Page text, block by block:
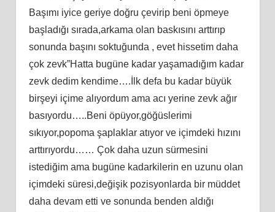
Başımı iyice geriye doğru çevirip beni öpmeye
başladığı sırada,arkama olan baskısını arttırıp
sonunda başını soktuğunda , evet hissetim daha
çok zevk”Hatta bugüne kadar yaşamadığım kadar
zevk dedim kendime….İlk defa bu kadar büyük
birşeyi içime alıyordum ama acı yerine zevk ağır
basıyordu…..Beni öpüyor,göğüslerimi
sıkıyor,popoma şaplaklar atıyor ve içimdeki hızını
arttırıyordu…… Çok daha uzun sürmesini
istediğim ama bugüne kadarkilerin en uzunu olan
içimdeki süresi,değişik pozisyonlarda bir müddet
daha devam etti ve sonunda benden aldığı